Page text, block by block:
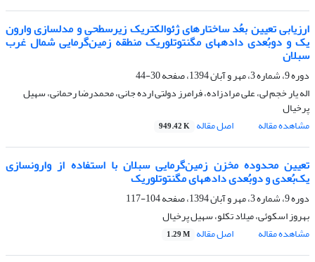
ارزیابی تعیین بعُد ساختار­های ژئوالکتریک زیرسطحی و مدل­سازی وارون
یک و دوبُعدی داده­های مگنتوتلوریک منطقه زمین‌گرمایی شمال غرب
سبلان
دوره 9، شماره 3، مهر و آبان 1394، صفحه
30-44
اله یار خجم لی، علی مرادزاده، فرامرز دولتی ارده جانی، محمدرضا رحمانی، سهیل
پرخیال
مشاهده مقاله
اصل مقاله 949.42 K
تعیین محدوده مخزن زمین‌گرمایی سبلان با استفاده از وارون­سازی
یک‌بُعدی و دوبُعدی داده­های مگنتوتلوریک
دوره 9، شماره 3، مهر و آبان 1394، صفحه
104-117
بهروز اسکوئی، میلاد تکلو، سهیل پرخیال
مشاهده مقاله
اصل مقاله 1.29 M